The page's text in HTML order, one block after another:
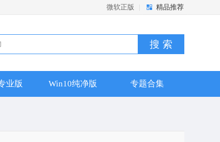
微软正版 精品推荐
搜 索
业版 Win10纯净版 专题合集